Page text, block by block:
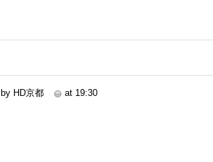
by HD京都 at 19:30